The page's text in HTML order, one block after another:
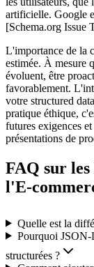
artificielle. Google
[Schema.org Issue
L'importance de la
estimée. À mesure
évoluent, être
favorablement.
votre structured
pratique éthique,
futures exigences
présentations de
FAQ sur
l'E-
Quelle est la
Pourquoi JSON-
structurées ?